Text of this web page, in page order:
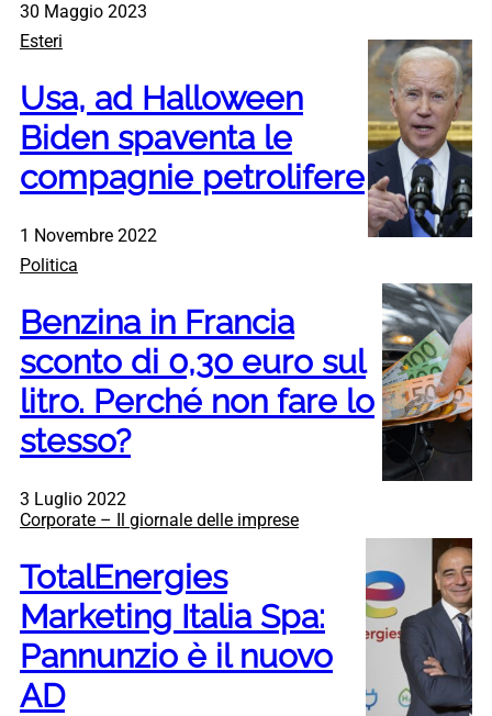
30 Maggio 2023
Esteri
Usa, ad Halloween
Biden spaventa le
compagnie petrolifere
1 Novembre 2022
Politica
Benzina in Francia
sconto di 0,30 euro sul
litro. Perché non fare lo
stesso?
3 Luglio 2022
Corporate – Il giornale delle imprese
TotalEnergies
Marketing Italia Spa:
Pannunzio è il nuovo
AD